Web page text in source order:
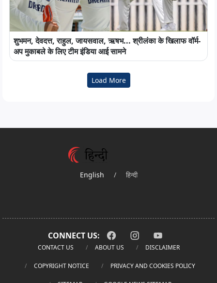
शुभमन, देवदत्त, राहुल, जायसवाल, ऋषभ... श्रीलंका के खिलाफ वॉर्म-
अप मुकाबले के लिए टीम इंडिया आई सामने
Load More
English / हिन्दी
CONNECT US:
CONTACT US ABOUT US DISCLAIMER
COPYRIGHT NOTICE PRIVACY AND COOKIES POLICY